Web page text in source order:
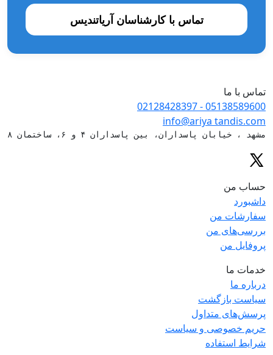
تماس با کارشناسان آریاتندیس
تماس با ما
05138589600
- 02128428397
info@ariya tandis.com
مشهد ، خیابان پاسداران، بین پاسداران ۴ و ۶، ساختمان ۸۸
حساب من
داشبورد
سفارشات من
بررسی‌های من
پروفایل من
خدمات ما
درباره ما
سیاست بازگشت
پرسش‌های متداول
حریم خصوصی و سیاست
شرایط استفاده